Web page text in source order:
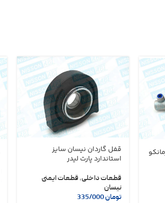
قفل گاردان نیسان سایز
استاندارد پارت لیدر
قطعات داخلی, قطعات ایمنی
نیسان
تومان